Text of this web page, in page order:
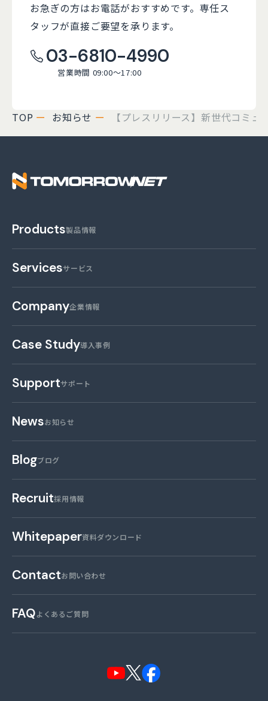
お急ぎの方はお電話がおすすめです。 専任ス
タッフが直接ご要望を承ります。
03-6810-4990
営業時間 09:00～17:00
TOP お知らせ 【プレスリリース】新世代コミ
株式会社トゥモロー
Products製品情報
Servicesサービス
Company企業情報
Case Study導入事例
Supportサポート
Newsお知らせ
Blogブログ
Recruit採用情報
Whitepaper資料ダウンロード
Contactお問い合わせ
FAQよくあるご質問